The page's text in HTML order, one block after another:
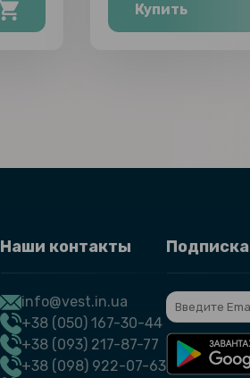
Купить
Наши контакты
info@vest.in.ua
+38 (050) 167-30-44
+38 (093) 217-87-77
+38 (098) 922-07-63
Подписка